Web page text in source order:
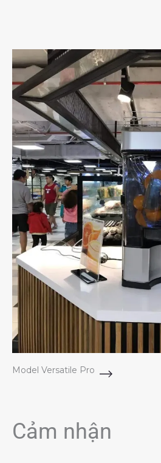
Model Versatile Pro
Cảm nhận